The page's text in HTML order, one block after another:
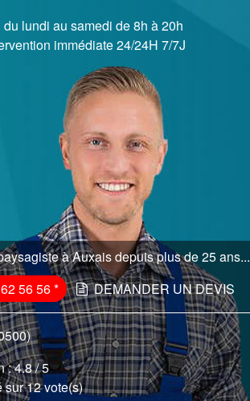
du lundi au samedi de 8h à 20h
immédiate 24/24H 7/7J
à Auxais depuis plus de 25 ans...
56 56* DEMANDER UN DEVIS
:4.8/ 5
sur 12 vote(s)